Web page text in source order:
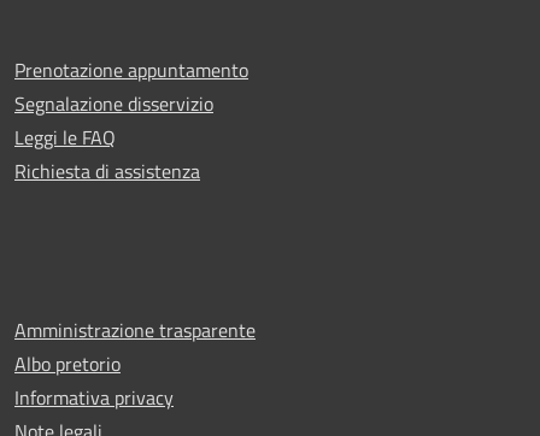
Prenotazione appuntamento
Segnalazione disservizio
Leggi le FAQ
Richiesta di assistenza
Amministrazione trasparente
Albo pretorio
Informativa privacy